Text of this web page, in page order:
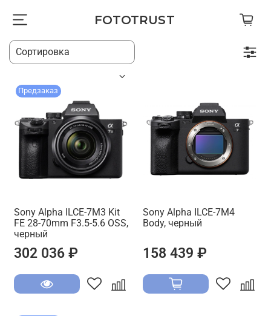
FOTOTRUST
Предзаказ
Sony Alpha ILCE-7M3 Kit
FE 28-70mm F3.5-5.6 OSS,
черный
302 036 ₽
Sony Alpha ILCE-7M4
Body, черный
158 439 ₽